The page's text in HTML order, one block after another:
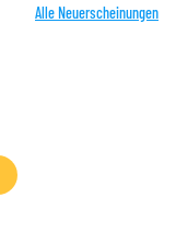
Alle Neuerscheinungen